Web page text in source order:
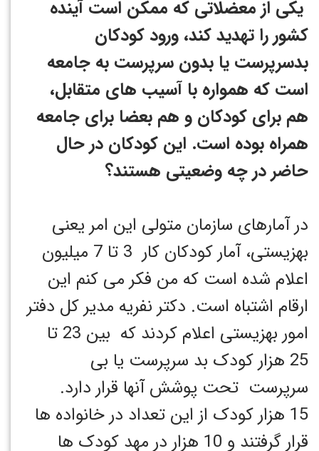
یکی از معضلاتی که ممکن است آینده
کشور را تهدید کند، ورود کودکان
بدسرپرست یا بدون سرپرست به جامعه
است که همواره با آسیب های متقابل،
هم برای کودکان و هم بعضا برای جامعه
همراه بوده است. این کودکان در حال
حاضر در چه وضعیتی هستند؟
در آمارهای سازمان متولی این امر یعنی
بهزیستی، آمار کودکان کار 3 تا 7 میلیون
اعلام شده است که من فکر می کنم این
ارقام اشتباه است. دکتر نفریه مدیر کل دفتر
امور بهزیستی اعلام کردند که بین 23 تا
25 هزار کودک بد سرپرست یا بی
سرپرست تحت پوشش آنها قرار دارد.
15 هزار کودک از این تعداد در خانواده ها
قرار گرفتند و 10 هزار در مهد کودک ها